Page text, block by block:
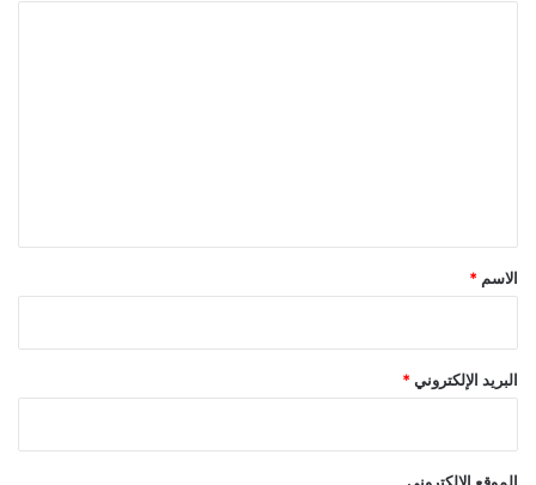
*
الاسم *
البريد الإلكتروني*